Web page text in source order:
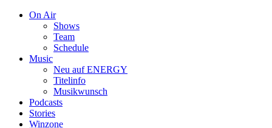
On Air
Shows
Team
Schedule
Music
Neu auf ENERGY
Titelinfo
Musikwunsch
Podcasts
Stories
Winzone